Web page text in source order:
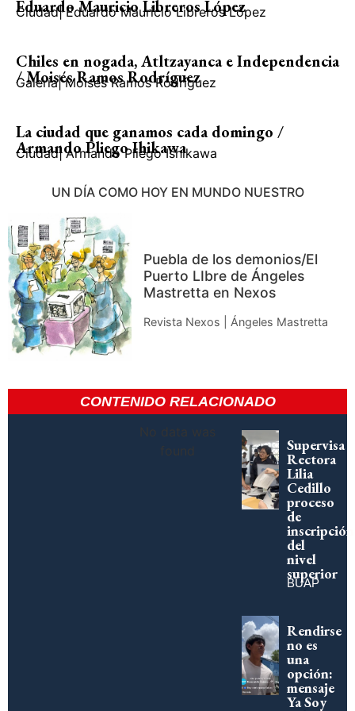
Eduardo Mauricio Libreros López
Ciudad| Eduardo Mauricio Libreros López
Chiles en nogada, Atltzayanca e Independencia
/ Moisés Ramos Rodríguez
Galería| Moisés Ramos Rodríguez
La ciudad que ganamos cada domingo /
Armando Pliego Ihikawa
Ciudad| Armando Pliego Ishikawa
UN DÍA COMO HOY EN MUNDO NUESTRO
Puebla de los demonios/El
Puerto LIbre de Ángeles
Mastretta en Nexos
Revista Nexos | Ángeles Mastretta
CONTENIDO RELACIONADO
No data was
found
Supervisa
Rectora
Lilia
Cedillo
proceso
de
inscripción
del
nivel
superior
BUAP
Rendirse
no es
una
opción:
mensaje
Ya Soy